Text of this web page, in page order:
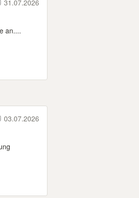
31.07.2026
an....
03.07.2026